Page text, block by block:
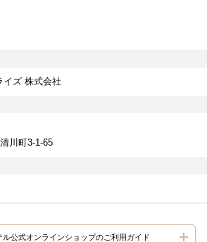
イズ 株式会社
川町3-1-65
ル公式オンラインショップのご利用ガイド